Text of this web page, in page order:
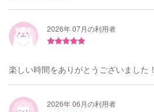
2026年 07月の利用者
楽しい時間をありがとうございました！
2026年 06月の利用者